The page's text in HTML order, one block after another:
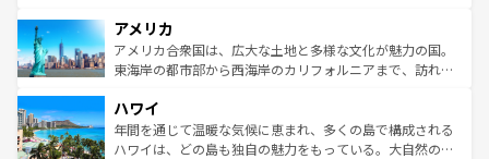
ンツ一覧を参照してほしい。
の建物がそのまま残る町や、スイスならではのユニークな
博物館もあり、アルプス観光だけでなく町歩きも満喫する
ことができる。国民の所得が高いため物価も高いが、旅行
ば市内交通費無料で観光を楽しむこともできる。 なお、新
着のスイス情報はコンテンツ一覧 を参照してほしい。
アメリカ
アメリカ合衆国は、広大な土地と多様な文化が魅力の国。
東海岸の都市部から西海岸のカリフォルニアまで、訪れる
のような巨大都市は、観光、ショッピング、エンターテイ
ンメントが詰まった刺激的なスポットだ。一方、アメリカ
西部には大自然が広がり、グランドキャニオンやイエロー
ハワイ
年間を通じて温暖な気候に恵まれ、多くの島で構成される
ハワイは、どの島も独自の魅力をもっている。大自然の神